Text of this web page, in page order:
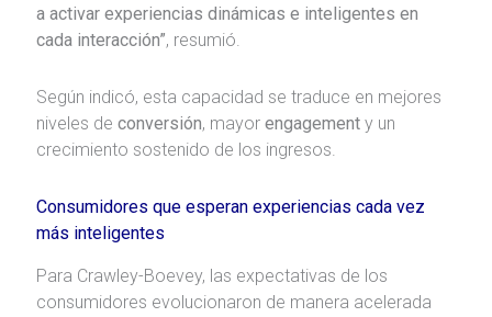
a activar experiencias dinámicas e inteligentes en
cada interacción”, resumió.
Según indicó, esta capacidad se traduce en mejores
niveles de conversión, mayor engagementy un
crecimiento sostenido de los ingresos.
Consumidores que esperan experiencias cada vez
más inteligentes
Para Crawley-Boevey, las expectativas de los
consumidores evolucionaron de manera acelerada